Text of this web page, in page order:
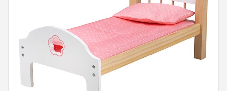
Meubeltjes
Shop
POPULAIRE MERKEN